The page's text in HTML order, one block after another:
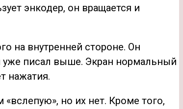
энкодер, он вращается и
на внутренней стороне. Он
уже писал выше. Экран нормальный
нажатия.
но их нет. Кроме того,